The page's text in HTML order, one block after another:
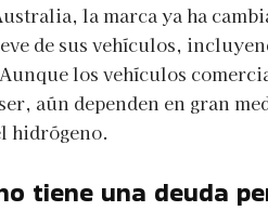
la marca ya ha
de sus vehículos,
los vehículos
aún dependen en gran
hidrógeno.
tiene una deuda